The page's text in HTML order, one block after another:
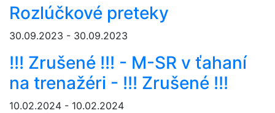
Rozlúčkové preteky
30.09.2023 - 30.09.2023
!!! Zrušené !!! - M-SR v ťahaní
na trenažéri - !!! Zrušené !!!
10.02.2024 - 10.02.2024